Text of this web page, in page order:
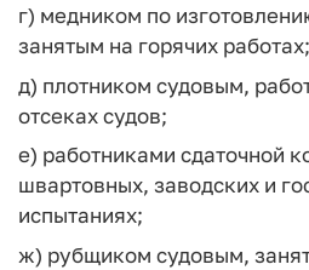
г) медником по
занятым на горячих работах;
д) плотником судовым,
отсеках судов;
е) работниками сдаточной
швартовных, заводских и
испытаниях;
ж) рубщиком судовым,